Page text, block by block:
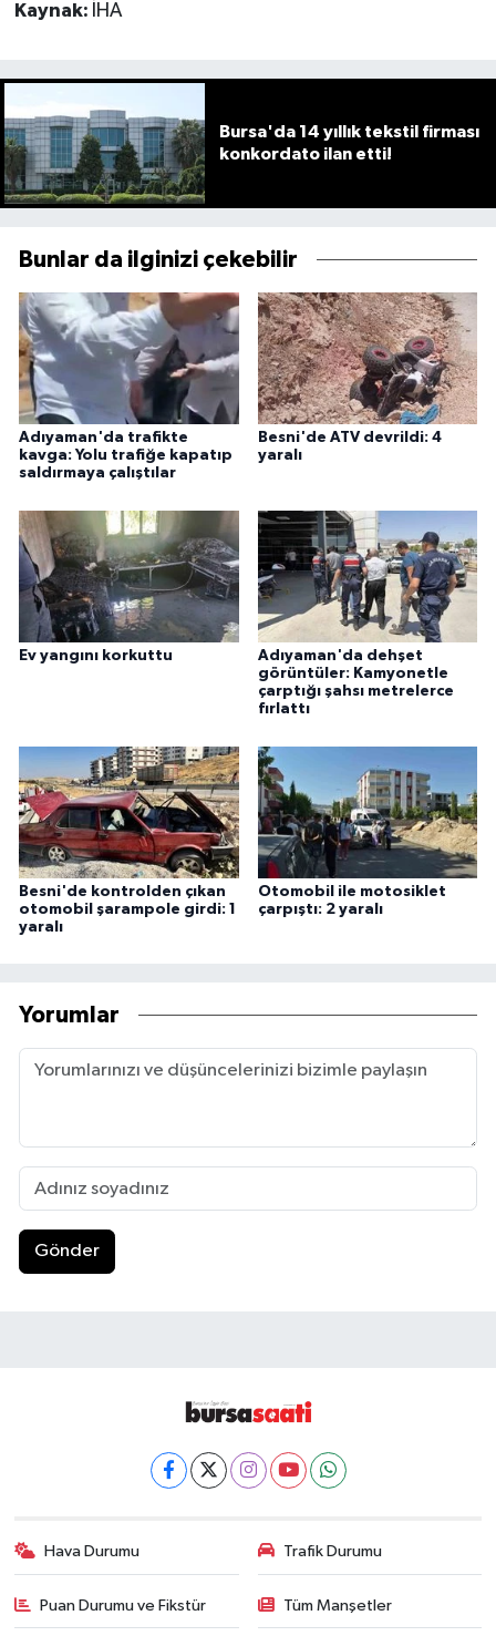
Kaynak: İHA
Bursa'da 14 yıllık tekstil firması
konkordato ilan etti!
Bunlar da ilginizi çekebilir
Adıyaman'da trafikte
kavga: Yolu trafiğe kapatıp
saldırmaya çalıştılar
Besni'de ATV devrildi: 4
yaralı
Ev yangını korkuttu
Adıyaman'da dehşet
görüntüler: Kamyonetle
çarptığı şahsı metrelerce
fırlattı
Besni'de kontrolden çıkan
otomobil şarampole girdi: 1
yaralı
Otomobil ile motosiklet
çarpıştı: 2 yaralı
Yorumlar
Gönder
Hava Durumu Trafik Durumu
Puan Durumu ve Fikstür Tüm Manşetler